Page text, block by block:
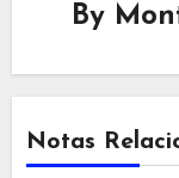
By
Notas